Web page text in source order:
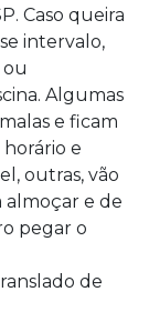
Caso queira
intervalo,
Algumas
e ficam
e
outras, vão
almoçar e de
pegar o
de